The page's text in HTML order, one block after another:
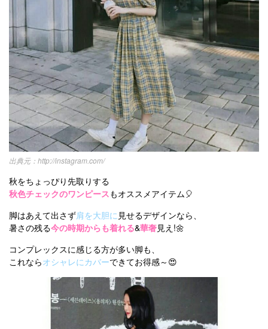
http://instagram.com/
秋をちょっぴり先取りする
秋色チェックのワンピースもオススメアイテム🎈
脚はあえて出さず肩を大胆に 見せるデザインなら、
暑さの残る今の時期からも着れる&華奢見え!🌼
コンプレックスに感じる方が多い脚も、
これならオシャレにカバーできてお得感～😍